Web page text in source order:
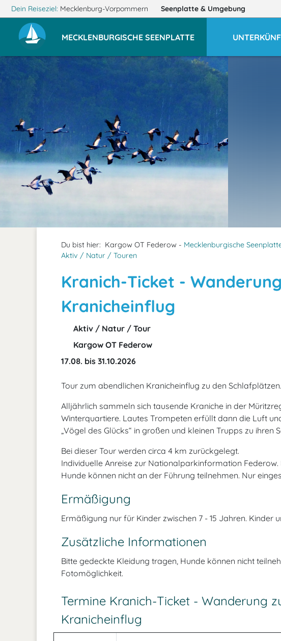
Dein Reiseziel: Mecklenburg-Vorpommern Seenplatte & Umgebung
MECKLENBURGISCHE SEENPLATTE
Du bist hier: Kargow OT Federow - Mecklenburgische
Aktiv / Natur / Touren
Kranich-Ticket -
Kranicheinflug
Aktiv / Natur / Tour
Kargow OT Federow
17.08. bis 31.10.2026
Tour zum abendlichen Kranicheinflug zu den Schlafplätzen.
Alljährlich sammeln sich tausende Kraniche in der
Winterquartiere. Lautes Trompeten erfüllt dann die Luft
„Vögel des Glücks“ in großen und kleinen Trupps zu ihren
Bei dieser Tour werden circa 4 km zurückgelegt.
Individuelle Anreise zur Nationalparkinformation
Hunde können nicht an der Führung teilnehmen. Nur
Ermäßigung
Ermäßigung nur für Kinder zwischen 7 - 15 Jahren. Kinder
Zusätzliche Informationen
Bitte gedeckte Kleidung tragen, Hunde können nicht
Fotomöglichkeit.
Termine Kranich-Ticket - Wanderung
Kranicheinflug